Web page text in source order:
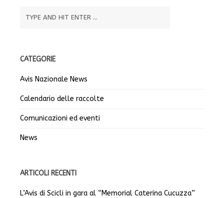
CATEGORIE
Avis Nazionale News
Calendario delle raccolte
Comunicazioni ed eventi
News
ARTICOLI RECENTI
L’Avis di Scicli in gara al “Memorial Caterina Cucuzza”